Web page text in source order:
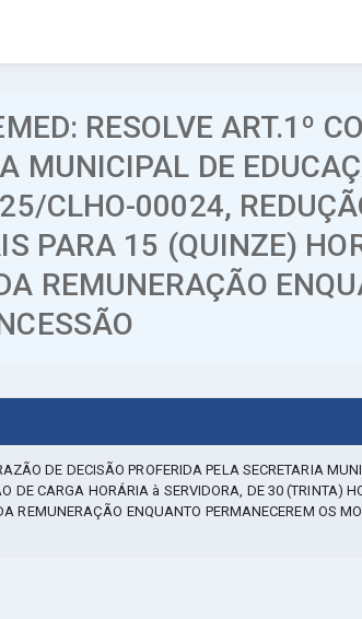
RESOLVE ART.1º
MUNICIPAL DE
CLHO-00024,
PARA 15 (QUINZE)
REMUNERAÇÃO
DE DECISÃO PROFERIDA PELA SECRETARIA
DE CARGA HORÁRIA à SERVIDORA, DE 30 (TRINTA)
REMUNERAÇÃO ENQUANTO PERMANECEREM OS